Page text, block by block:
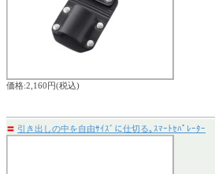
価格:2,160円(税込)
〓 引き出しの中を自由ｻｲｽﾞに仕切る｡ｽﾏｰﾄｾﾊﾟﾚｰﾀｰ